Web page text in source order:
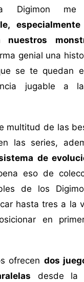
Digimon
nuestros
genial una
se te quedan
jugable a
multitud de las
las series,
de
eso de
de los
hasta tres a la
en
ofrecen dos
desde la